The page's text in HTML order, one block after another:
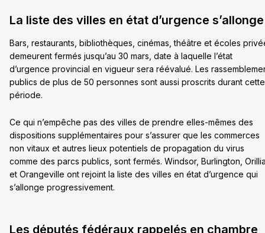
La liste des villes en état d’urgence s’allonge
Bars, restaurants, bibliothèques, cinémas, théâtre et écoles
demeurent fermés jusqu’au 30 mars, date à laquelle l’état
d’urgence provincial en vigueur sera réévalué. Les
publics de plus de 50 personnes sont aussi proscrits durant cette
période.
Ce qui n’empêche pas des villes de prendre elles-mêmes des
dispositions supplémentaires pour s’assurer que les commerces
non vitaux et autres lieux potentiels de propagation du virus
comme des parcs publics, sont fermés. Windsor, Burlington,
et Orangeville ont rejoint la liste des villes en état d’urgence qui
s’allonge progressivement.
Les députés fédéraux rappelés en chambre